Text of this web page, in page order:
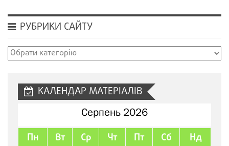
РУБРИКИ САЙТУ
Рубрики
КАЛЕНДАР МАТЕРІАЛІВ
Серпень 2026
Пн Вт Ср Чт Пт Сб Нд